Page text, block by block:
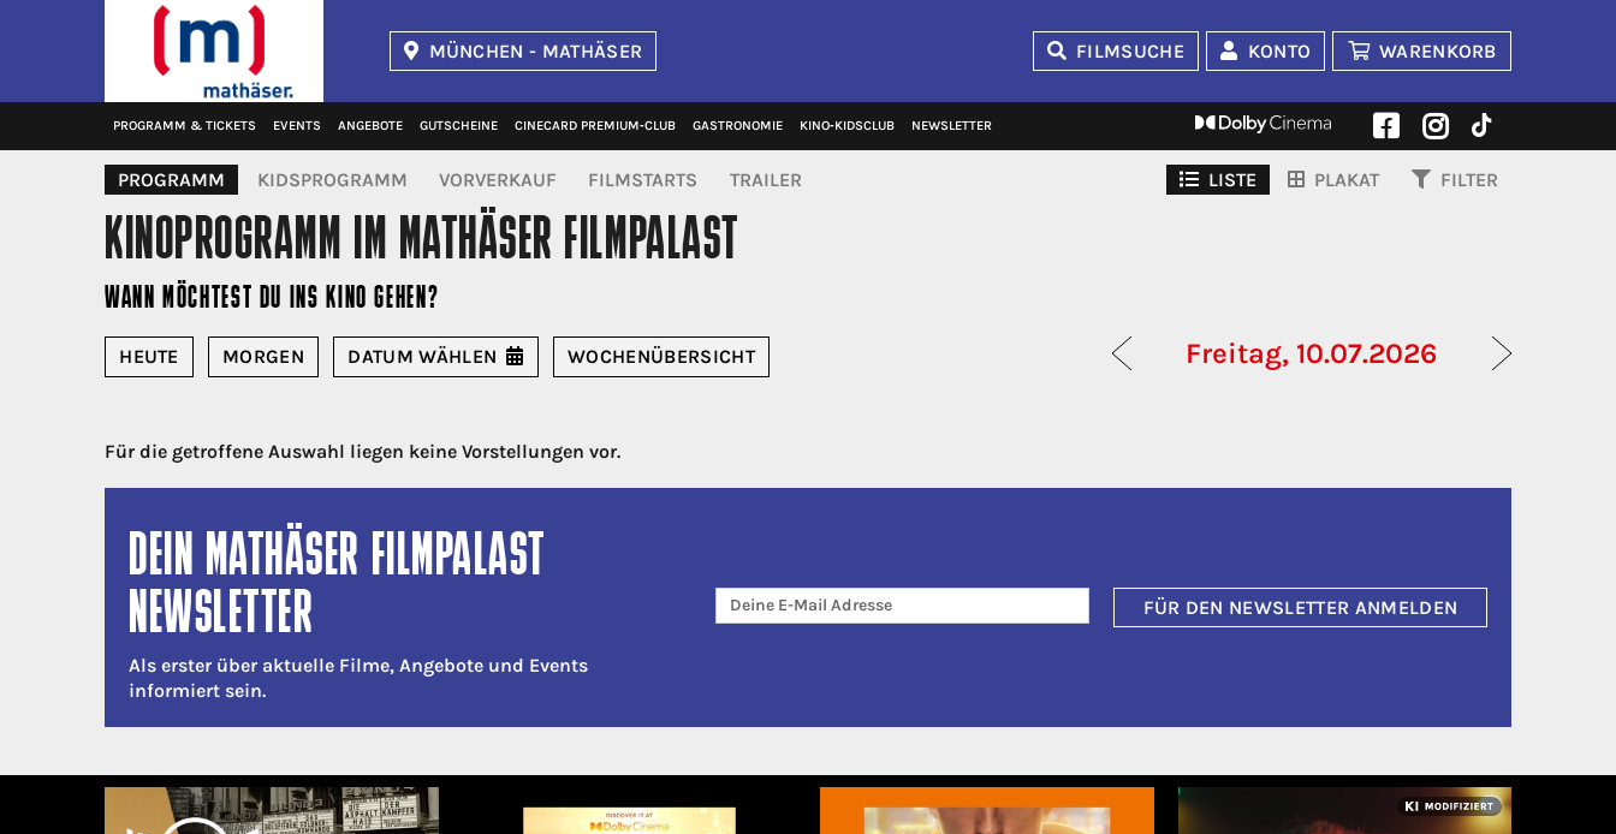
MÜNCHEN - MATHÄSER FILMSUCHE KONTO WARENKORB
PROGRAMM & TICKETS EVENTS ANGEBOTE GUTSCHEINE CINECARD PREMIUM‑CLUB GASTRONOMIE KINO‑KIDSCLUB NEWSLETTER
PROGRAMM KIDSPROGRAMM VORVERKAUF FILMSTARTS TRAILER LISTE PLAKAT FILTER
KINOPROGRAMM IM MATHÄSER FILMPALAST
WANN MÖCHTEST DU INS KINO GEHEN?
HEUTE MORGEN DATUM WÄHLEN WOCHENÜBERSICHT Freitag, 10.07.2026
Für die getroffene Auswahl liegen keine Vorstellungen vor.
DEIN MATHÄSER FILMPALAST
NEWSLETTER
Als erster über aktuelle Filme, Angebote und Events
informiert sein.
FÜR DEN NEWSLETTER ANMELDEN